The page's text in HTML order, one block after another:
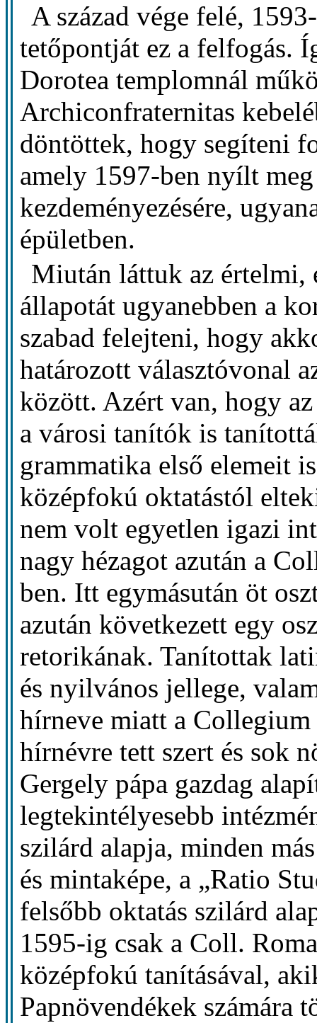
A század vége felé,
tetőpontját ez a felfogás.
Dorotea templomnál
Archiconfraternitas
döntöttek, hogy segíteni
amely 1597-ben nyílt
kezdeményezésére,
épületben.
Miután láttuk az értelmi,
állapotát ugyanebben a
szabad felejteni, hogy
határozott választóvonal
között. Azért van, hogy
a városi tanítók is
grammatika első elemeit
középfokú oktatástól
nem volt egyetlen igazi
nagy hézagot azután a
ben. Itt egymásután öt
azután következett egy
retorikának. Tanítottak
és nyilvános jellege,
hírneve miatt a Collegium
hírnévre tett szert és sok
Gergely pápa gazdag
legtekintélyesebb
szilárd alapja, minden
és mintaképe, a „Ratio
felsőbb oktatás szilárd
1595-ig csak a Coll.
középfokú tanításával,
Papnövendékek számára